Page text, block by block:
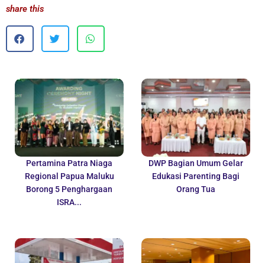
share this
Pertamina Patra Niaga
Regional Papua Maluku
Borong 5 Penghargaan
ISRA...
DWP Bagian Umum Gelar
Edukasi Parenting Bagi
Orang Tua